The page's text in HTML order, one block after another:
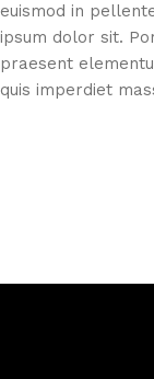
euismod in
ipsum dolor sit.
praesent
quis imperdiet